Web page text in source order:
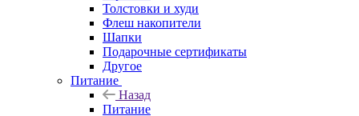
Толстовки и худи
Флеш накопители
Шапки
Подарочные сертификаты
Другое
Питание
Назад
Питание